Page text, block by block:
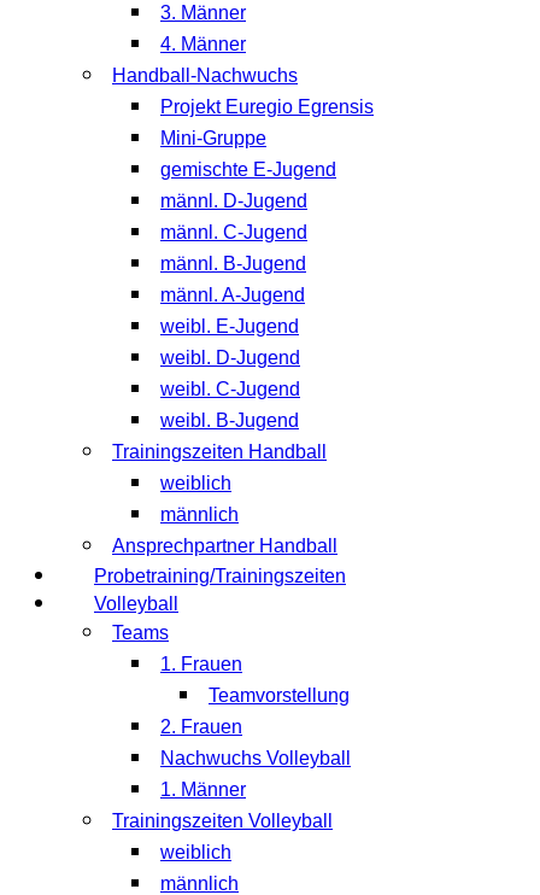
3. Männer
4. Männer
Handball-Nachwuchs
Projekt Euregio Egrensis
Mini-Gruppe
gemischte E-Jugend
männl. D-Jugend
männl. C-Jugend
männl. B-Jugend
männl. A-Jugend
weibl. E-Jugend
weibl. D-Jugend
weibl. C-Jugend
weibl. B-Jugend
Trainingszeiten Handball
weiblich
männlich
Ansprechpartner Handball
Probetraining/Trainingszeiten
Volleyball
Teams
1. Frauen
Teamvorstellung
2. Frauen
Nachwuchs Volleyball
1. Männer
Trainingszeiten Volleyball
weiblich
männlich